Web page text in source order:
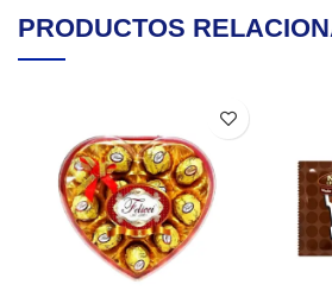
PRODUCTOS